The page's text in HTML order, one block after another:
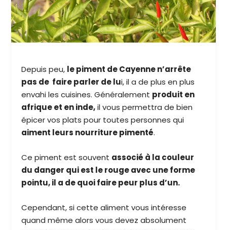
Depuis peu, le piment de Cayenne n’arrête
pas de faire parler de lui, il a de plus en plus
envahi les cuisines. Généralement produit en
afrique et en inde,il vous permettra de bien
épicer vos plats pour toutes personnes qui
aiment leurs nourriture pimenté.
Ce piment est souvent associé à la couleur
du danger qui est le rouge avec une forme
pointu, il a de quoi faire peur plus d’un.
Cependant, si cette aliment vous intéresse
quand même alors vous devez absolument